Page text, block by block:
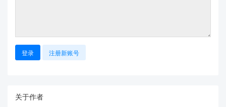
登录 注册新账号
关于作者